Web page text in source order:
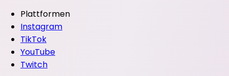
Plattformen
Instagram
TikTok
YouTube
Twitch